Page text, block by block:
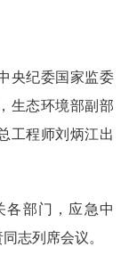
纪委国家监委
生态环境部副部
工程师刘炳江出
部门，应急中
志列席会议。